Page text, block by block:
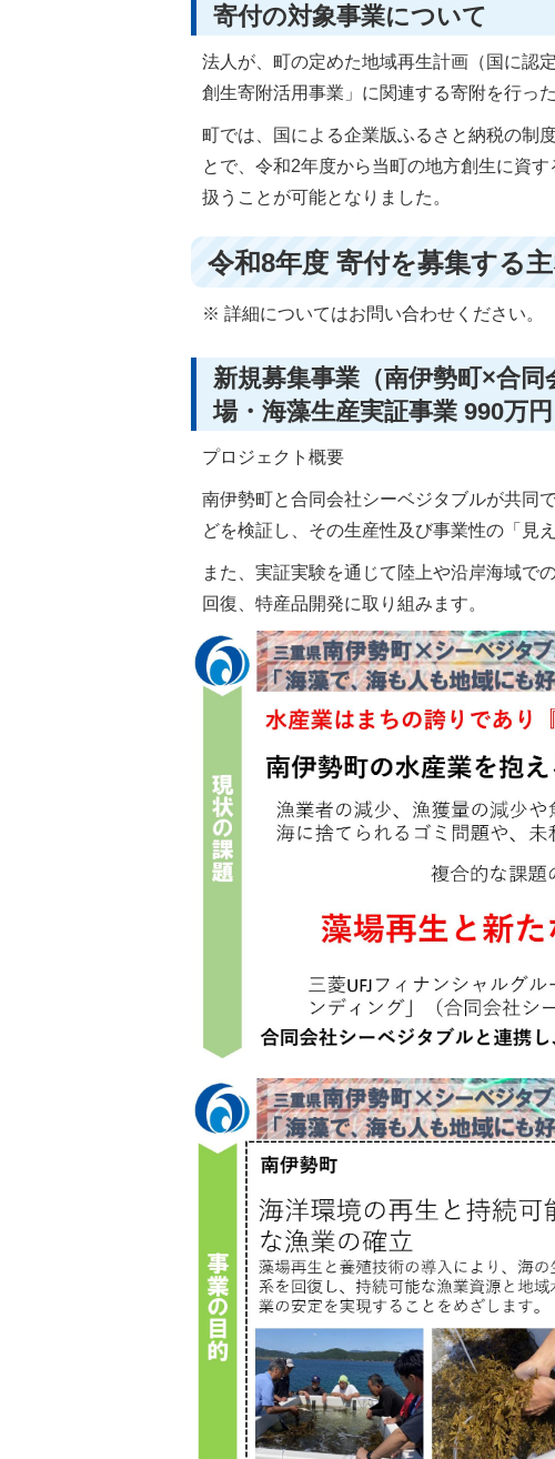
寄付の対象事業について
法人が、町の定めた地域再生計画（国に認
創生寄附活用事業」に関連する寄附を行っ
町では、国による企業版ふるさと納税の制
とで、令和2年度から当町の地方創生に資
扱うことが可能となりました。
令和8年度 寄付を募集する
※ 詳細についてはお問い合わせください。
新規募集事業（南伊勢町×合
場・海藻生産実証事業 990万円
プロジェクト概要
南伊勢町と合同会社シーベジタブルが共同
どを検証し、その生産性及び事業性の「見
また、実証実験を通じて陸上や沿岸海域で
回復、特産品開発に取り組みます。